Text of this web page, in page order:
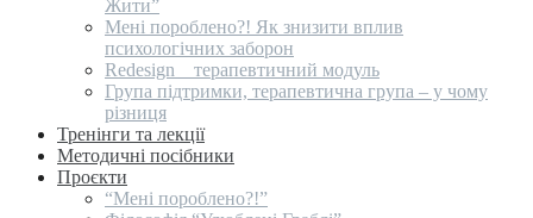
Жити”
Мені пороблено?! Як знизити вплив
психологічних заборон
Redesign _ терапевтичний модуль
Група підтримки, терапевтична група – у чому
різниця
Тренінги та лекції
Методичні посібники
Проєкти
“Мені пороблено?!”